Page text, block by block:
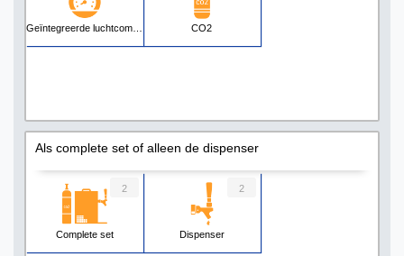
Geïntegreerde luchtcompressor CO2
Als complete set of alleen de dispenser
Complete set
2
Dispenser
2